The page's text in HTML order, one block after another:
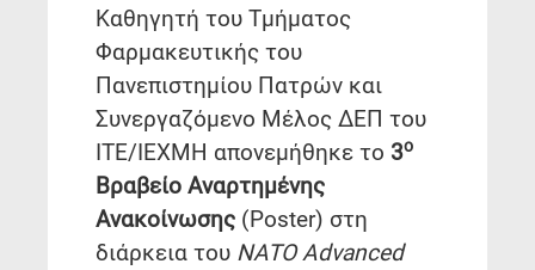
Καθηγητή του Τμήματος
Φαρμακευτικής του
Πανεπιστημίου Πατρών και
Συνεργαζόμενο Μέλος ΔΕΠ του
ΙΤΕ/ΙΕΧΜΗ απονεμήθηκε το 3ο
Βραβείο Αναρτημένης
Ανακοίνωσης (Poster) στη
διάρκεια του NATO Advanced